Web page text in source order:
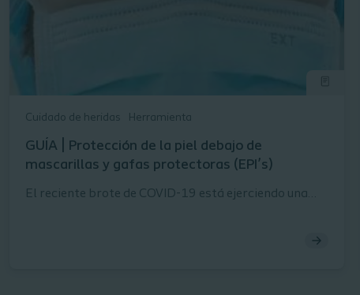
Cuidado de heridas Herramienta
GUÍA | Protección de la piel debajo de
mascarillas y gafas protectoras (EPI’s)
El reciente brote de COVID-19 está ejerciendo una